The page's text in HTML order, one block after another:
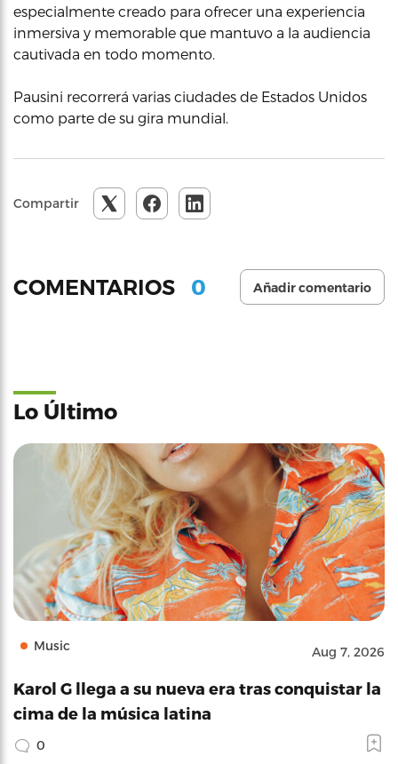
especialmente creado para ofrecer una experiencia
inmersiva y memorable que mantuvo a la audiencia
cautivada en todo momento.
Pausini recorrerá varias ciudades de Estados Unidos
como parte de su gira mundial.
Compartir
COMENTARIOS 0 Añadir comentario
Lo Último
Music Aug 7, 2026
Karol G llega a su nueva era tras conquistar la
cima de la música latina
0